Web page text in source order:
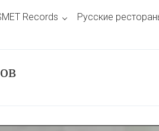
Records Русские